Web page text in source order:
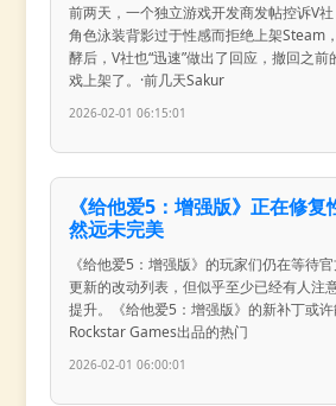
前两天，一个独立游戏开发商发帖控诉V
角色泳装背影过于性感而拒绝上架Steam
酵后，V社也“迅速”做出了回应，撤回之
戏上架了。·前几天Sakur
2026-02-01 06:15:01
《给他爱5：增强版》正在修
然远未完美
《给他爱5：增强版》的玩家们仍在等待
更新的改动列表，但似乎至少已经有人注
提升。《给他爱5：增强版》的新补丁或
Rockstar Games出品的热门
2026-02-01 06:00:01